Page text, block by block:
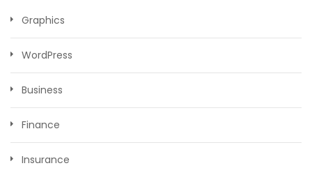
Graphics
WordPress
Business
Finance
Insurance